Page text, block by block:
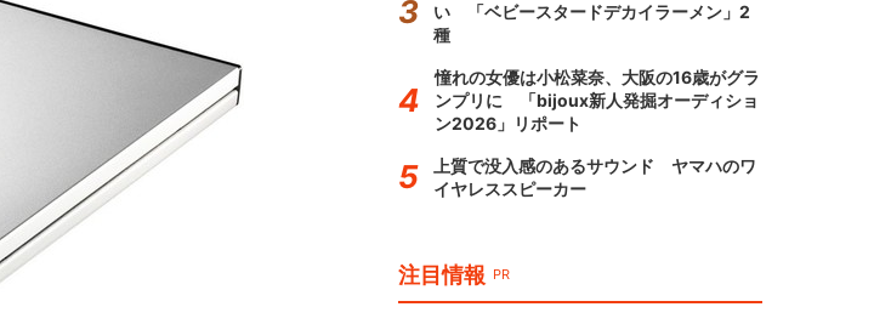
い 「ベビースタードデカイラーメン」2
種
憧れの女優は小松菜奈、大阪の16歳がグラ
ンプリに 「bijoux新人発掘オーディショ
ン2026」リポート
上質で没入感のあるサウンド ヤマハのワ
イヤレススピーカー
注目情報 PR